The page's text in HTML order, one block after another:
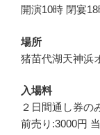
開演10時 閉宴
場所
猪苗代湖天神浜
入場料
２日間通し券の
前売り:3000円